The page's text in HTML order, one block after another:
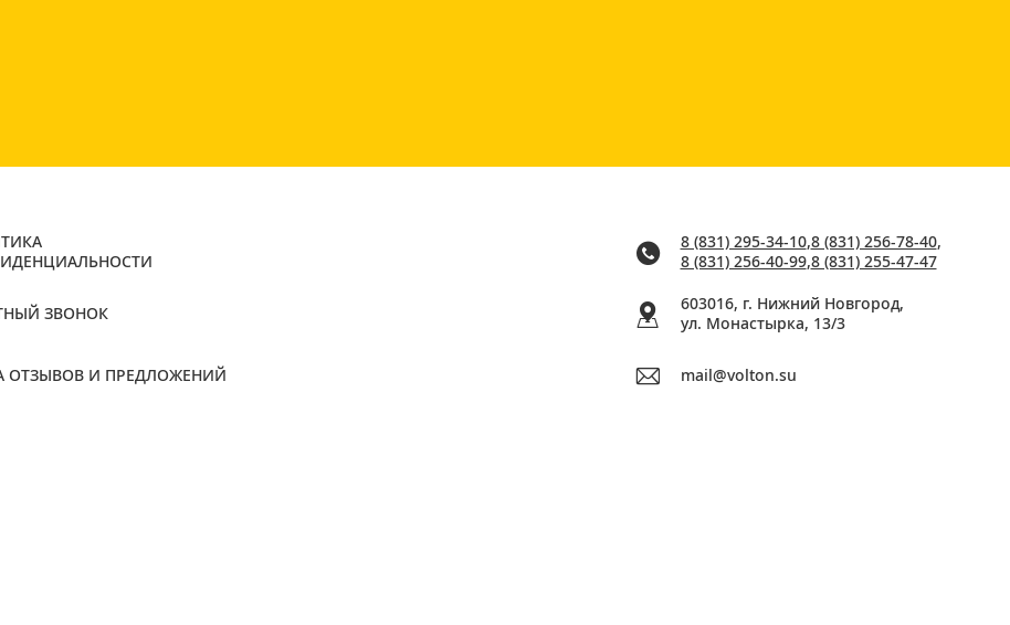
ЗВОНОК
ОТЗЫВОВ И ПРЕДЛОЖЕНИЙ
8 (831) 295-34-10,8 (831) 256-78-40,
8 (831) 256-40-99,8 (831) 255-47-47
603016, г. Нижний Новгород,
ул. Монастырка, 13/3
mail@volton.su